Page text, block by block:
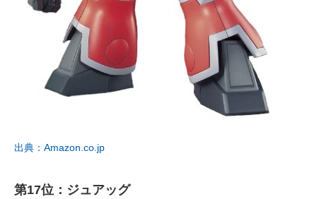
出典：Amazon.co.jp
第17位：ジュアッグ